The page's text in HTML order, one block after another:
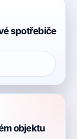
spotřebiče
objektu